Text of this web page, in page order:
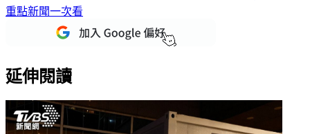
重點新聞一次看
延伸閱讀